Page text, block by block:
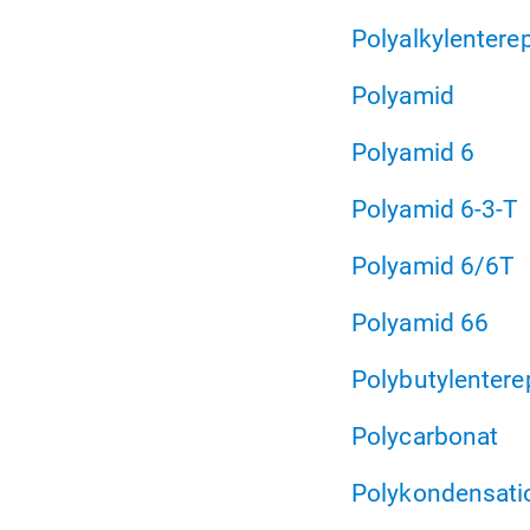
Polyamid
Polyamid 6
Polyamid 6-3-T
Polyamid 6/6T
Polyamid 66
Polycarbonat